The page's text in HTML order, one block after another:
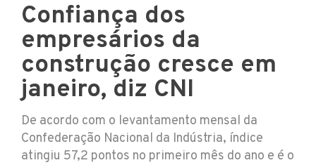
Confiança dos
empresários da
construção cresce em
janeiro, diz CNI
De acordo com o levantamento mensal da
Confederação Nacional da Indústria, índice
atingiu 57,2 pontos no primeiro mês do ano e é o